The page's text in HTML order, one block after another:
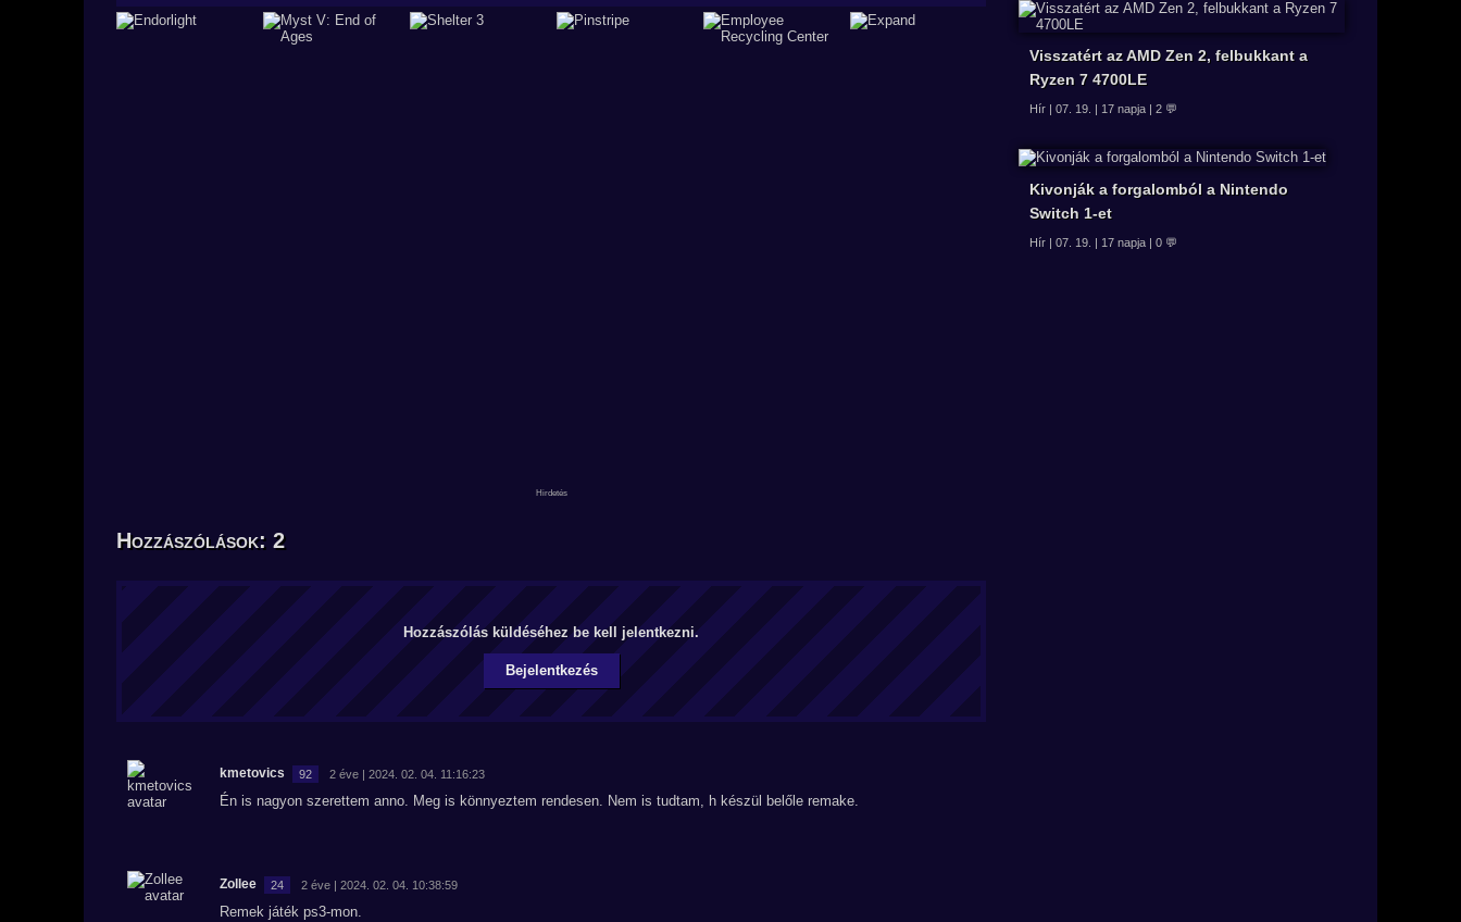
Hozzászólások: 2
Hozzászólás küldéséhez be kell jelentkezni.
Bejelentkezés
kmetovics 92 2 éve | 2024. 02. 04. 11:16:23
Én is nagyon szerettem anno. Meg is könnyeztem rendesen. Nem is tudtam, h készül belőle remake.
Zollee 24 2 éve | 2024. 02. 04. 10:38:59
Remek játék ps3-mon.
Visszatért az AMD Zen 2, felbukkant a
Ryzen 7 4700LE
Hír | 07. 19. | 17 napja | 2 💬
Kivonják a forgalomból a Nintendo
Switch 1-et
Hír | 07. 19. | 17 napja | 0 💬